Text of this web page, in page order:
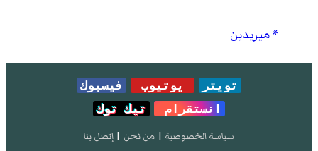
ميريدين
تويتر يوتيوب
فيسبوك
انستقرام
تيك توك
سياسة الخصوصية | من نحن | إتصل بنا